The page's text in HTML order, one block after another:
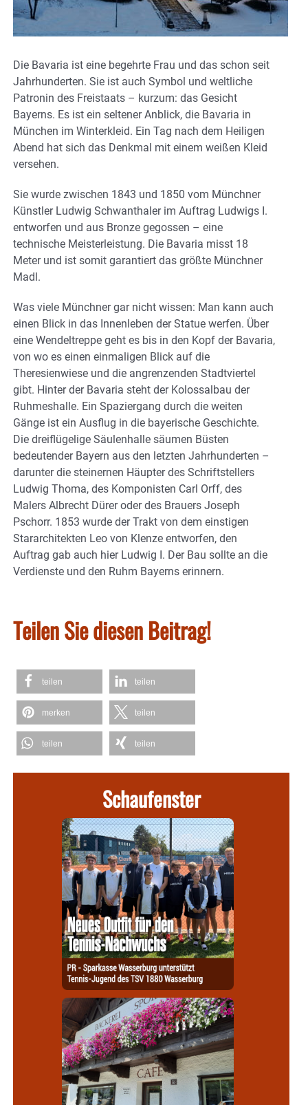
Die Bavaria ist eine begehrte Frau und das schon seit
Jahrhunderten. Sie ist auch Symbol und weltliche
Patronin des Freistaats – kurzum: das Gesicht
Bayerns. Es ist ein seltener Anblick, die Bavaria in
München im Winterkleid. Ein Tag nach dem Heiligen
Abend hat sich das Denkmal mit einem weißen Kleid
versehen.
Sie wurde zwischen 1843 und 1850 vom Münchner
Künstler Ludwig Schwanthaler im Auftrag Ludwigs I.
entworfen und aus Bronze gegossen – eine
technische Meisterleistung. Die Bavaria misst 18
Meter und ist somit garantiert das größte Münchner
Madl.
Was viele Münchner gar nicht wissen: Man kann auch
einen Blick in das Innenleben der Statue werfen. Über
eine Wendeltreppe geht es bis in den Kopf der Bavaria,
von wo es einen einmaligen Blick auf die
Theresienwiese und die angrenzenden Stadtviertel
gibt. Hinter der Bavaria steht der Kolossalbau der
Ruhmeshalle. Ein Spaziergang durch die weiten
Gänge ist ein Ausflug in die bayerische Geschichte.
Die dreiflügelige Säulenhalle säumen Büsten
bedeutender Bayern aus den letzten Jahrhunderten –
darunter die steinernen Häupter des Schriftstellers
Ludwig Thoma, des Komponisten Carl Orff, des
Malers Albrecht Dürer oder des Brauers Joseph
Pschorr. 1853 wurde der Trakt von dem einstigen
Stararchitekten Leo von Klenze entworfen, den
Auftrag gab auch hier Ludwig I. Der Bau sollte an die
Verdienste und den Ruhm Bayerns erinnern.
Teilen Sie diesen Beitrag!
teilen teilen
merken teilen
teilen teilen
Schaufenster